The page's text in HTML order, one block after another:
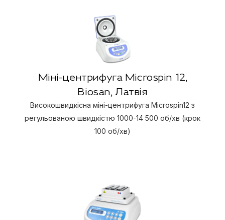
Міні-центрифуга Microspin 12,
Biosan, Латвія
Високошвидкісна міні-центрифуга Microspin12 з
регульованою швидкістю 1000-14 500 об/хв (крок
100 об/хв)